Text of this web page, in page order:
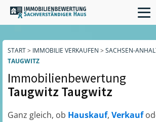
START> IMMOBILIE VERKAUFEN > SACHSEN-
TAUGWITZ
Immobilienbewertung
Taugwitz Taugwitz
Ganz gleich, ob Hauskauf, Verkauf